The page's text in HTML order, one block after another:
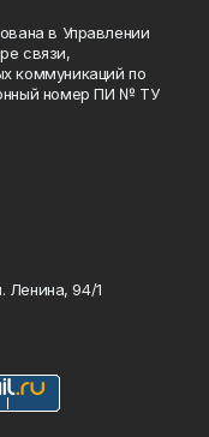
в Управлении
связи,
коммуникаций по
номер ПИ № ТУ
Ленина, 94/1